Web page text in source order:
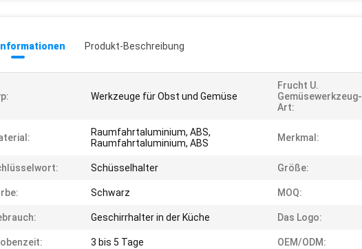
Produkt-Beschreibung
Werkzeuge für Obst und Gemüse
Frucht U.
Gemüsewerkzeug-
Art:
Raumfahrtaluminium, ABS,
Raumfahrtaluminium, ABS
Merkmal:
Schüsselhalter Größe:
Schwarz MOQ:
Geschirrhalter in der Küche Das Logo:
3 bis 5 Tage OEM/ODM: